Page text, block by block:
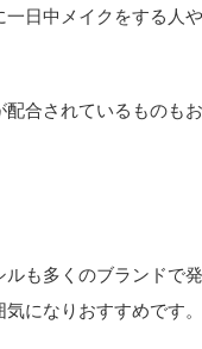
日中メイクをする人や
配合されているものもお
も多くのブランドで発
になりおすすめです。